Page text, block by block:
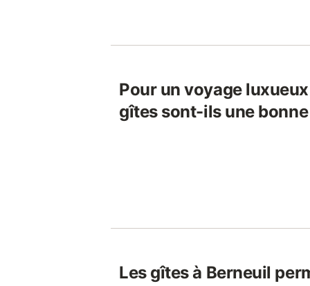
Pour un voyage
gîtes sont-ils une
Les gîtes à Berneuil